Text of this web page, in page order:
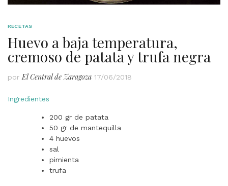
RECETAS
Huevo a baja temperatura,
cremoso de patata y trufa negra
por El Central de Zaragoza 17/06/2018
Ingredientes
200 gr de patata
50 gr de mantequilla
4 huevos
sal
pimienta
trufa